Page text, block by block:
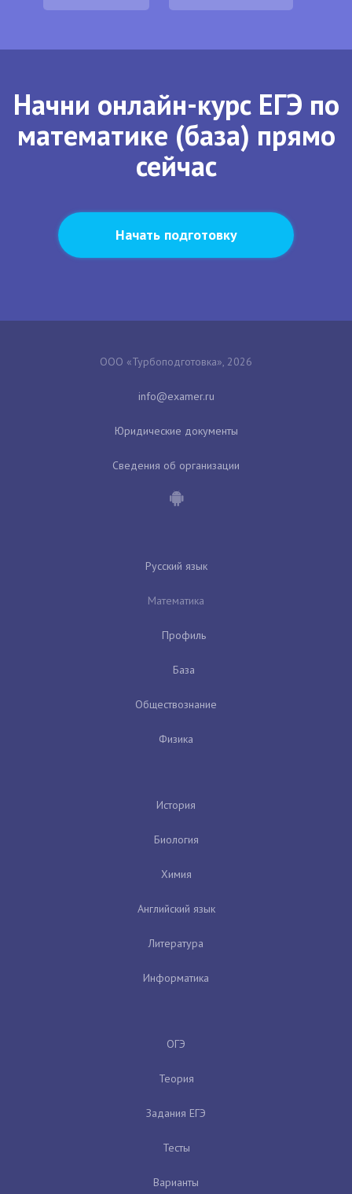
Начни онлайн-курс ЕГЭ по
математике (база) прямо
сейчас
Начать подготовку
ООО «Турбоподготовка», 2026
Юридические документы
Сведения об организации
Русский язык
Математика
Профиль
База
Обществознание
Физика
История
Биология
Химия
Английский язык
Литература
Информатика
ОГЭ
Теория
Задания ЕГЭ
Тесты
Варианты